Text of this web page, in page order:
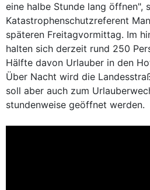
eine halbe Stunde lang öffnen",
Katastrophenschutzreferent
späteren Freitagvormittag. Im
halten sich derzeit rund 250
Hälfte davon Urlauber in den
Über Nacht wird die
soll aber auch zum
stundenweise geöffnet werden.